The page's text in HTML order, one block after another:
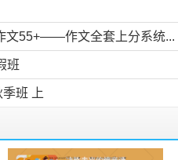
文55+——作文全套上分系统...
班
班 上